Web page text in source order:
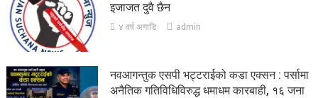
इजाजत दुवै छैन
४ वर्ष अगाडि admin
नवआगन्तुक एसपी भट्टराईको कडा एक्सन : पर्सामा
अनैतिक गतिविधिविरुद्ध धमाधम कारबाही, १६ जना